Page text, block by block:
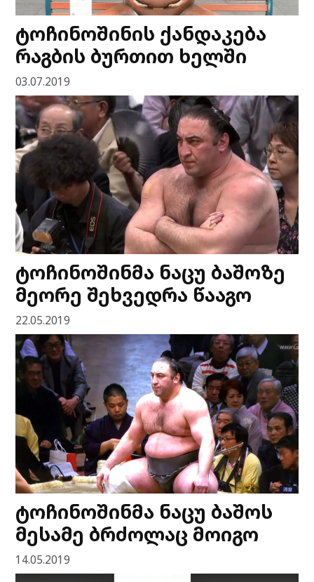
ტოჩინოშინის ქანდაკება
რაგბის ბურთით ხელში
03.07.2019
ტოჩინოშინმა ნაცუ ბაშოზე
მეორე შეხვედრა წააგო
22.05.2019
ტოჩინოშინმა ნაცუ ბაშოს
მესამე ბრძოლაც მოიგო
14.05.2019